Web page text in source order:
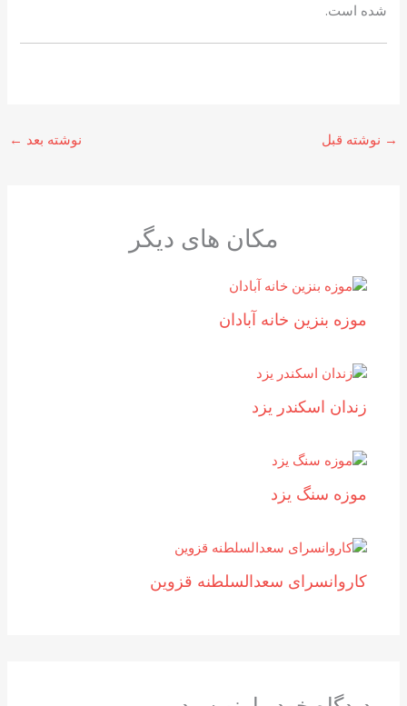
شده است.
→ نوشته قبل نوشته بعد ←
مکان های دیگر
موزه بنزين خانه آبادان
زندان اسکندر یزد
موزه سنگ یزد
کاروانسرای سعدالسلطنه قزوین